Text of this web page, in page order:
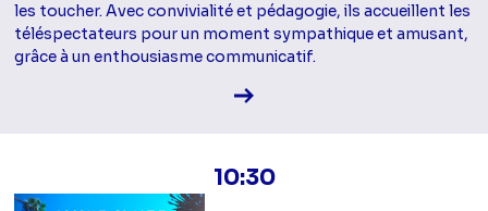
les toucher. Avec convivialité et pédagogie, ils accueillent les
téléspectateurs pour un moment sympathique et amusant,
grâce à un enthousiasme communicatif.
Voir la fiche diffusion
10:30